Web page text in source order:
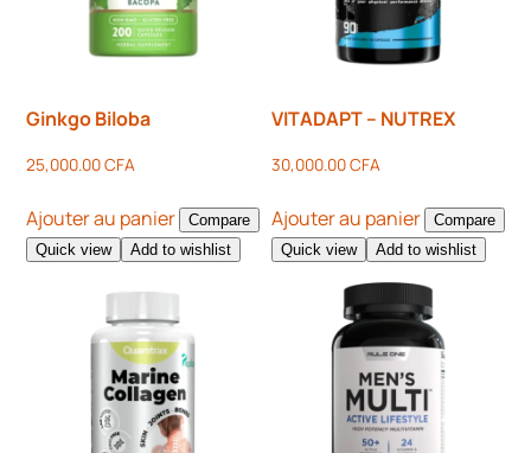
Ginkgo Biloba
25,000.00CFA
Ajouter au panier
Compare
Quick view
Add to wishlist
VITADAPT – NUTREX
30,000.00CFA
Ajouter au panier
Compare
Quick view
Add to wishlist